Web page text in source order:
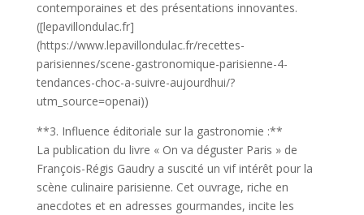
contemporaines et des présentations innovantes.
([lepavillondulac.fr]
(https://www.lepavillondulac.fr/recettes-
parisiennes/scene-gastronomique-parisienne-4-
tendances-choc-a-suivre-aujourdhui/?
utm_source=openai))
**3. Influence éditoriale sur la gastronomie :**
La publication du livre « On va déguster Paris » de
François-Régis Gaudry a suscité un vif intérêt pour la
scène culinaire parisienne. Cet ouvrage, riche en
anecdotes et en adresses gourmandes, incite les